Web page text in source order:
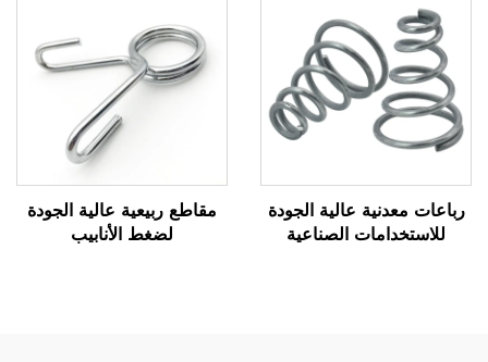
رباعات معدنية عالية الجودة
للاستخدامات الصناعية
مقاطع ربيعية عالية الجودة
لضغط الأنابيب